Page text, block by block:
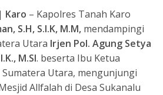
a
d
s
gr
a
m
e
| Karo – Kapolres Tanah Karo
S.H, S.I.K, M.M, mendampingi
Utara Irjen Pol. Agung Setya
M.SI. beserta Ibu Ketua
Utara, mengunjungi
Allfalah di Desa Sukanalu